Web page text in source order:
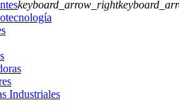
keyboard_arrow_right
Industriales